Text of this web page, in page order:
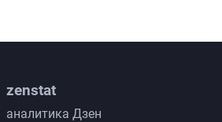
zenstat
аналитика Дзен